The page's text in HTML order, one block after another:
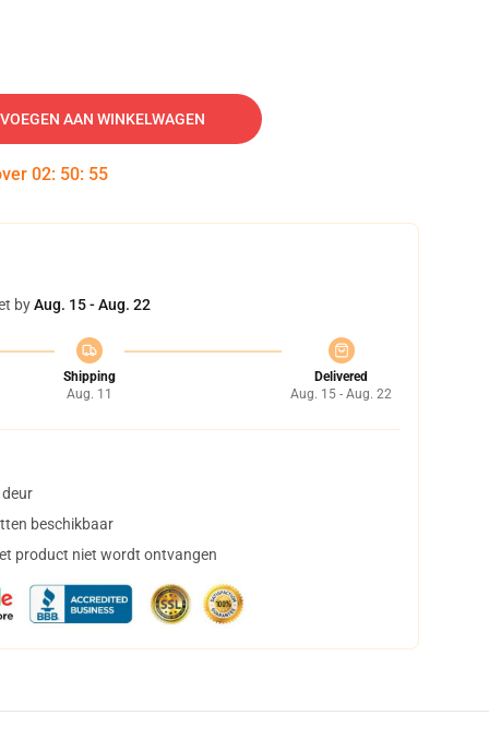
AAN WINKELWAGEN
02: 50: 54
byAug. 15 - Aug. 22
Shipping
Aug. 11
Delivered
Aug. 15 - Aug. 22
beschikbaar
product niet wordt ontvangen